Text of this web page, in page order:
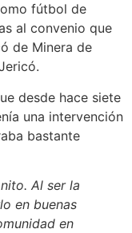
fútbol de
al convenio que
de Minera de
desde hace siete
una intervención
bastante
Al ser la
en buenas
en